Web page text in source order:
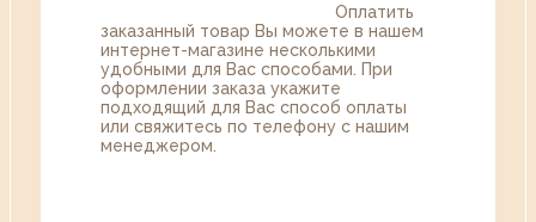
Оплатить
заказанный товар Вы можете в нашем
интернет-магазине несколькими
удобными для Вас способами. При
оформлении заказа укажите
подходящий для Вас способ оплаты
или свяжитесь по телефону с нашим
менеджером.